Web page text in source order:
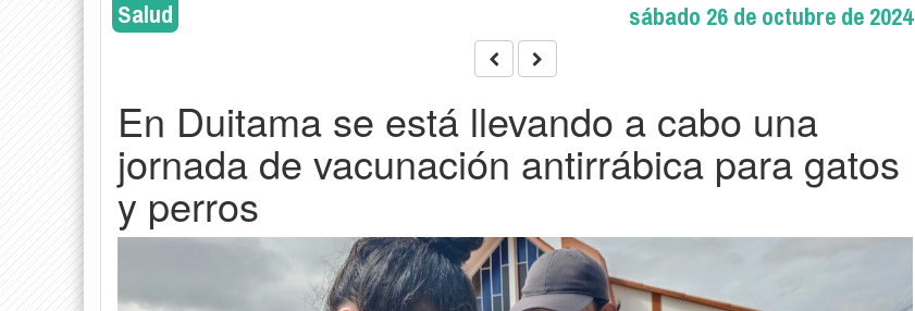
Salud sábado 26 de octubre de 2024
En Duitama se está llevando a cabo una
jornada de vacunación antirrábica para gatos
y perros